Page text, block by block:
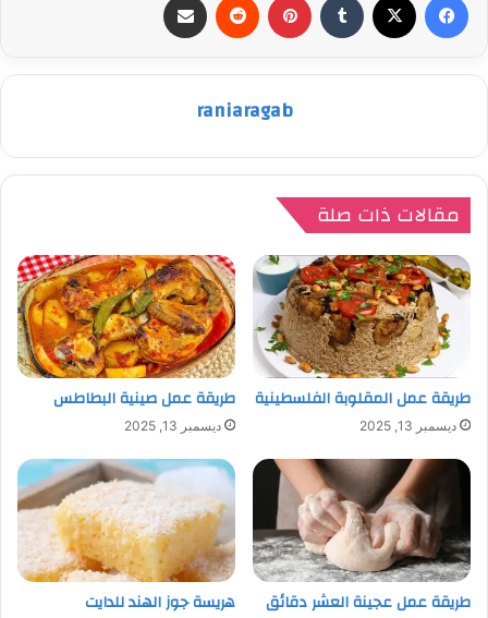
raniaragab
مقالات ذات صلة
طريقة عمل المقلوبة الفلسطينية
ديسمبر 13, 2025
طريقة عمل صينية البطاطس
ديسمبر 13, 2025
طريقة عمل عجينة العشر دقائق هريسة جوز الهند للدايت